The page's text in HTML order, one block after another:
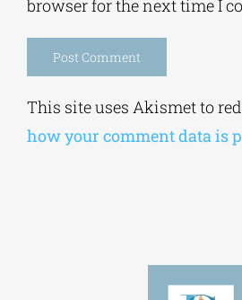
Save my name, email, and
Alternative:
This site uses Akismet to